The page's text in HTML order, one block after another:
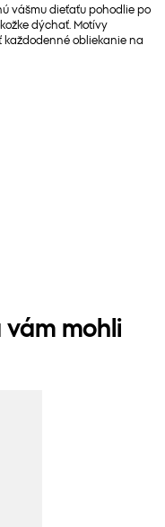
vášmu dieťaťu pohodlie po
dýchať. Motívy
každodenné obliekanie na
vám mohli